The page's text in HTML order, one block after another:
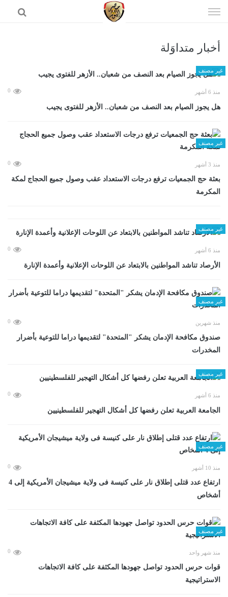
الى
أخبار متداوَلة
غير مصنف
منذ 6 أشهر 0
هل يجوز الصيام بعد النصف من شعبان.. الأزهر للفتوى يجيب
غير مصنف
منذ 3 أشهر 0
بعثة حج الجمعيات ترفع درجات الاستعداد عقب وصول جميع الحجاج لمكة
المكرمة
غير مصنف
منذ 6 أشهر 0
الأرصاد تناشد المواطنين بالابتعاد عن اللوحات الإعلانية وأعمدة الإنارة
غير مصنف
منذ شهرين 0
صندوق مكافحة الإدمان يشكر "المتحدة" لتقديمها دراما للتوعية بأضرار
المخدرات
غير مصنف
منذ 6 أشهر 0
الجامعة العربية تعلن رفضها كل أشكال التهجير للفلسطينيين
غير مصنف
منذ 10 أشهر 0
ارتفاع عدد قتلى إطلاق نار على كنيسة فى ولاية ميشيجان الأمريكية إلى 4
أشخاص
غير مصنف
منذ شهر واحد 0
قوات حرس الحدود تواصل جهودها المكثفة على كافة الاتجاهات
الاستراتيجية